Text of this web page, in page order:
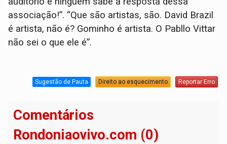
associação!”. “Que são artistas, são. David Brazil
é artista, não é? Gominho é artista. O Pabllo Vittar
não sei o que ele é”.
Sugestão de Pauta Direito ao esquecimento Reportar Erro
Comentários
Rondoniaovivo.com (0)